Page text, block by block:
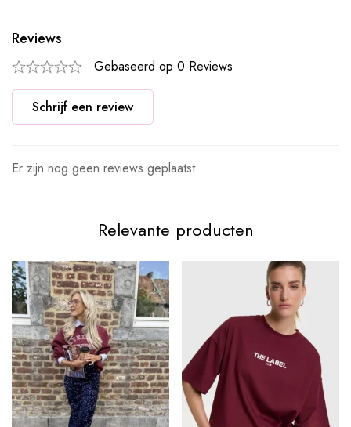
Reviews
Gebaseerd op 0 Reviews
Schrijf een review
Er zijn nog geen reviews geplaatst.
Relevante producten